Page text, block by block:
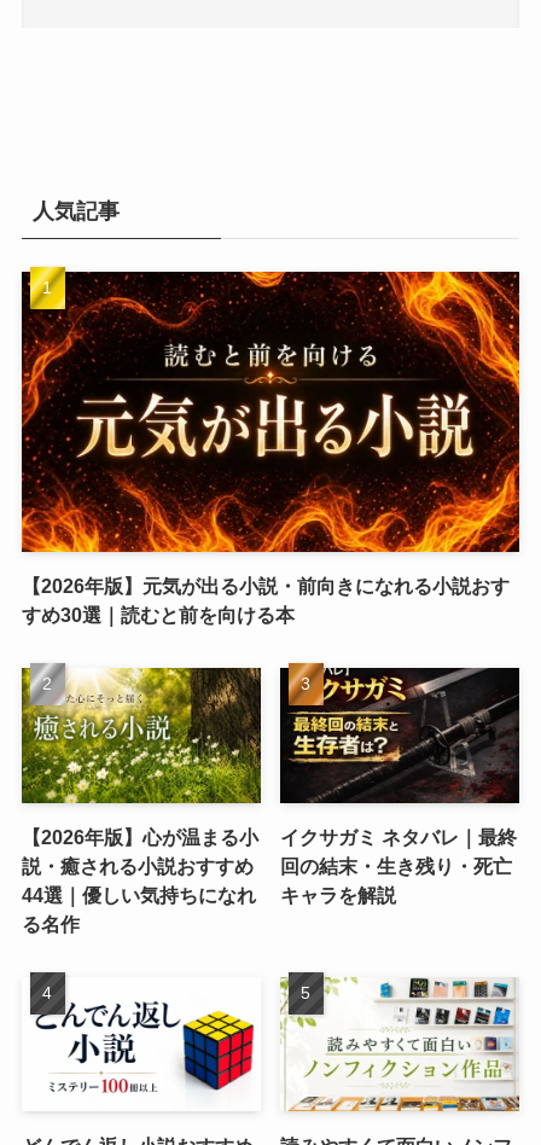
人気記事
【2026年版】元気が出る小説・前向きになれる小説おす
すめ30選｜読むと前を向ける本
【2026年版】心が温まる小
説・癒される小説おすすめ
44選｜優しい気持ちになれ
る名作
イクサガミ ネタバレ｜最終
回の結末・生き残り・死亡
キャラを解説